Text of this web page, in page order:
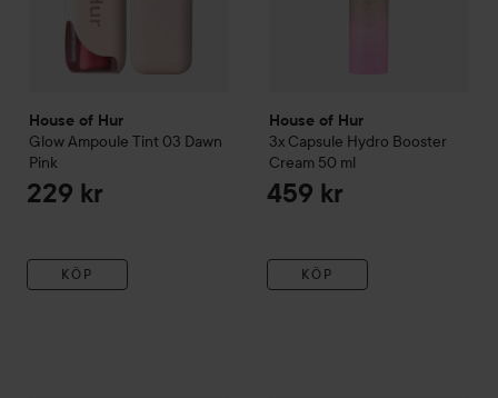
House of Hur
Glow Ampoule Tint 03 Dawn
Pink
229 kr
KÖP
House of Hur
3x Capsule Hydro Booster
Cream 50 ml
459 kr
KÖP